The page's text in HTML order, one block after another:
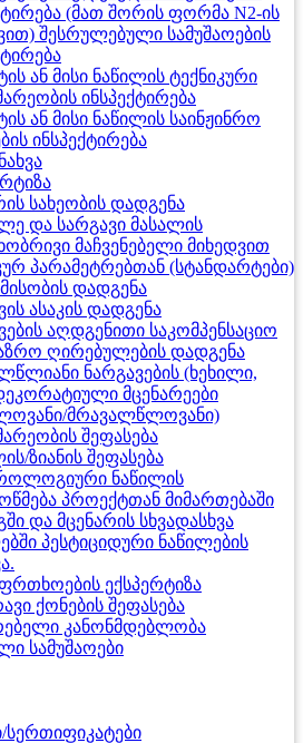
(მათ შორის ფორმა N2-ის
შესრულებული სამუშაოების
ან მისი ნაწილის ტექნიკური
ინსპექტირება
ან მისი ნაწილის საინჟინრო
ინსპექტირება
სახეობის დადგენა
და სარგავი მასალის
მაჩვენებელი მიხედვით
პარამეტრებთან (სტანდარტები)
დადგენა
ასაკის დადგენა
აღდგენითი საკომპენსაციო
ღირებულების დადგენა
ნარგავების (ხეხილი,
მცენარეები
მრავალწლოვანი)
შეფასება
ზიანის შეფასება
ნაწილის
პროექტთან მიმართებაში
და მცენარის სხვადასხვა
პესტიციდური ნაწილების
ექსპერტიზა
ქონების შეფასება
კანონმდებლობა
სამუშაოები
სერთიფიკატები